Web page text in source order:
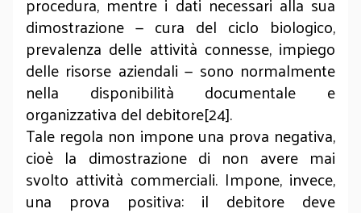
dimostrazione — cura del ciclo biologico,
prevalenza delle attività connesse, impiego
delle risorse aziendali — sono normalmente
nella disponibilità documentale e
organizzativa del debitore[24].
Tale regola non impone una prova negativa,
cioè la dimostrazione di non avere mai
svolto attività commerciali. Impone, invece,
una prova positiva: il debitore deve